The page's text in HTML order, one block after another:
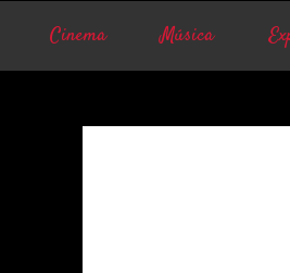
Cinema Música